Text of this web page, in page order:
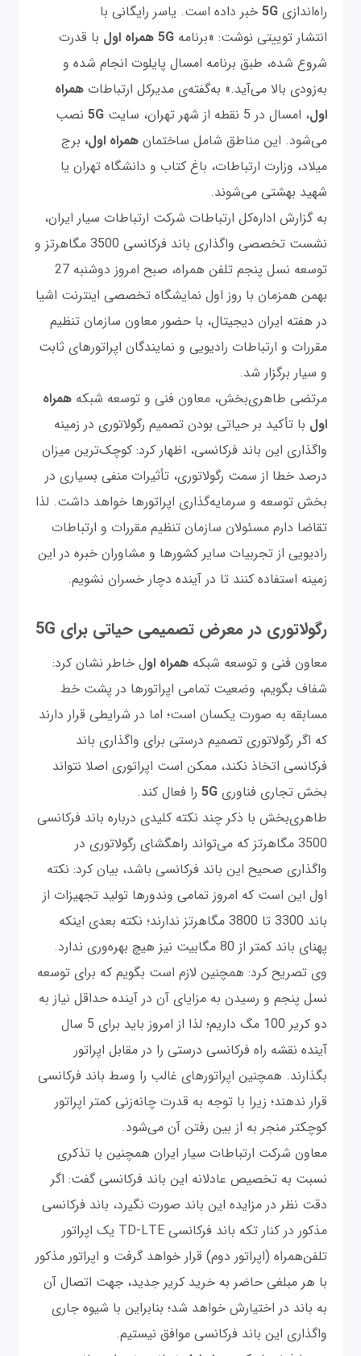
راه‌اندازی5G خبر داده است. یاسر رایگانی با
انتشار توییتی نوشت: «برنامه 5G همراه اول
با قدرت
شروع شده، طبق برنامه امسال پایلوت انجام شده و
به‌زودی بالا می‌آید.» به‌گفته‌ی مدیرکل ارتباطاتهمراه
اول، امسال در 5 نقطه از شهر تهران، سایت 5G نصب
می‌شود. این مناطق شامل ساختمان همراه اول، برج
میلاد، وزارت ارتباطات، باغ کتاب و دانشگاه تهران یا
شهید بهشتی می‌شوند.
به گزارش اداره‌کل ارتباطات شرکت ارتباطات سیار ایران،
نشست تخصصی واگذاری باند فرکانسی 3500 مگاهرتز و
توسعه نسل پنجم تلفن همراه، صبح امروز دوشنبه 27
بهمن همزمان با روز اول نمایشگاه تخصصی اینترنت اشیا
در هفته ایران دیجیتال، با حضور معاون سازمان تنظیم
مقررات و ارتباطات رادیویی و نمایندگان اپراتورهای ثابت
و سیار برگزار شد.
مرتضی طاهری‌بخش، معاون فنی و توسعه شبکه همراه
اول با تأکید بر حیاتی بودن تصمیم رگولاتوری در زمینه
واگذاری این باند فرکانسی، اظهار کرد: کوچک‌ترین میزان
درصد خطا از سمت رگولاتوری، تأثیرات منفی بسیاری در
بخش توسعه و سرمایه‌گذاری اپراتورها خواهد داشت. لذا
تقاضا دارم مسئولان سازمان تنظیم مقررات و ارتباطات
رادیویی از تجربیات سایر کشورها و مشاوران خبره در این
زمینه استفاده کنند تا در آینده دچار خسران نشویم.
رگولاتوری در معرض تصمیمی حیاتی برای 5G
معاون فنی و توسعه شبکههمراه اول خاطر نشان کرد:
شفاف بگویم، وضعیت تمامی اپراتورها در پشت خط
مسابقه به صورت یکسان است؛ اما در شرایطی قرار دارند
که اگر رگولاتوری تصمیم درستی برای واگذاری باند
فرکانسی اتخاذ نکند، ممکن است اپراتوری اصلا نتواند
بخش تجاری فناوری5G را فعال کند.
طاهری‌بخش با ذکر چند نکته کلیدی درباره باند فرکانسی
3500 مگاهرتز که می‌تواند راهگشای رگولاتوری در
واگذاری صحیح این باند فرکانسی باشد، بیان کرد: نکته
اول این است که امروز تمامی وندورها تولید تجهیزات از
باند 3300 تا 3800 مگاهرتز ندارند؛ نکته بعدی اینکه
پهنای باند کمتر از 80 مگابیت نیز هیچ بهره‌وری ندارد.
وی تصریح کرد: همچنین لازم است بگویم که برای توسعه
نسل پنجم و رسیدن به مزایای آن در آینده حداقل نیاز به
دو کریر 100 مگ داریم؛ لذا از امروز باید برای 5 سال
آینده نقشه راه فرکانسی درستی را در مقابل اپراتور
بگذارند. همچنین اپراتورهای غالب را وسط باند فرکانسی
قرار ندهند؛ زیرا با توجه به قدرت چانه‌زنی کمتر اپراتور
کوچکتر منجر به از بین رفتن آن می‌شود.
معاون شرکت ارتباطات سیار ایران همچنین با تذکری
نسبت به تخصیص عادلانه این باند فرکانسی گفت: اگر
دقت نظر در مزایده این باند صورت نگیرد، باند فرکانسی
مذکور در کنار تکه باند فرکانسی TD-LTE یک اپراتور
تلفن‌همراه (اپراتور دوم) قرار خواهد گرفت و اپراتور مذکور
با هر مبلغی حاضر به خرید کریر جدید، جهت اتصال آن
به باند در اختیارش خواهد شد؛ بنابراین با شیوه جاری
واگذاری این باند فرکانسی موافق نیستیم.